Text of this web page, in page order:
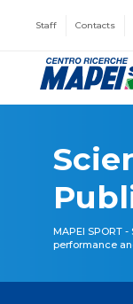
Staff Contacts
MAPEI SPORT
performance